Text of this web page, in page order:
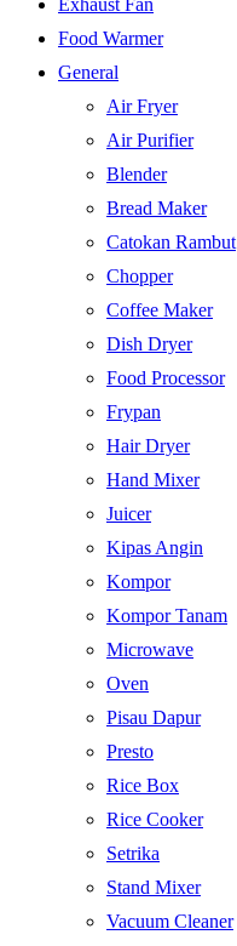
Exhaust Fan
Food Warmer
General
Air Fryer
Air Purifier
Blender
Bread Maker
Catokan Rambut
Chopper
Coffee Maker
Dish Dryer
Food Processor
Frypan
Hair Dryer
Hand Mixer
Juicer
Kipas Angin
Kompor
Kompor Tanam
Microwave
Oven
Pisau Dapur
Presto
Rice Box
Rice Cooker
Setrika
Stand Mixer
Vacuum Cleaner